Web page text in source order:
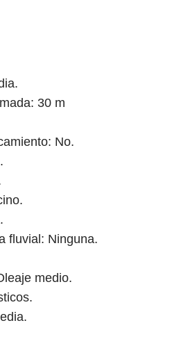
30 m
No.
fluvial: Ninguna.
medio.